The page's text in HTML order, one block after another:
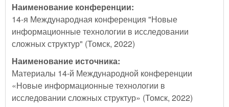
Наименование конференции:
14-я Международная конференция "Новые
информационные технологии в исследовании
сложных структур" (Томск, 2022)
Наименование источника:
Материалы 14-й Международной конференции
«Новые информационные технологии в
исследовании сложных структур» (Томск, 2022)